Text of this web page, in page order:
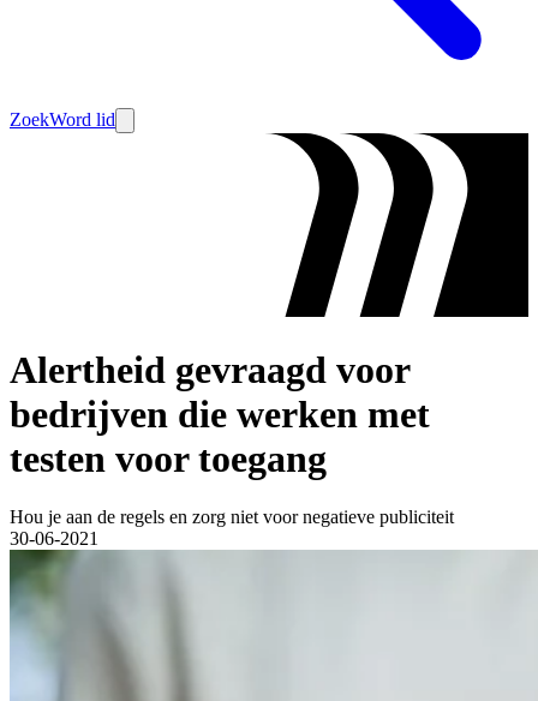
ZoekWord lid
Alertheid gevraagd voor
bedrijven die werken met
testen voor toegang
Hou je aan de regels en zorg niet voor negatieve publiciteit
30-06-2021